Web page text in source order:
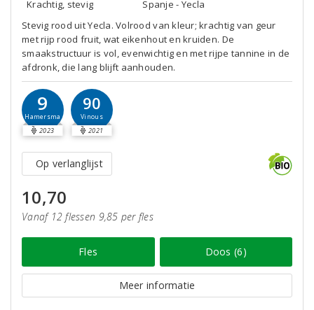
Krachtig, stevig
Spanje - Yecla
Stevig rood uit Yecla. Volrood van kleur; krachtig van geur
met rijp rood fruit, wat eikenhout en kruiden. De
smaakstructuur is vol, evenwichtig en met rijpe tannine in de
afdronk, die lang blijft aanhouden.
9
Hamersma
2023
90
Vinous
2021
Op verlanglijst
10,70
Vanaf 12 flessen 9,85 per fles
Fles Doos (6)
Meer informatie